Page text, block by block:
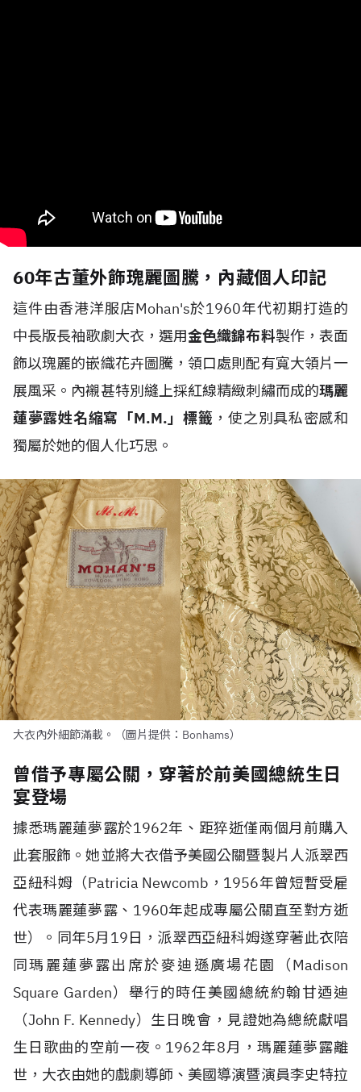
60年古董外飾瑰麗圖騰，內藏個人印記
這件由香港洋服店Mohan's於1960年代初期打造的
中長版長袖歌劇大衣，選用金色織錦布料製作，表面
飾以瑰麗的嵌織花卉圖騰，領口處則配有寬大領片一
展風采。內襯甚特別縫上採紅線精緻刺繡而成的瑪麗
蓮夢露姓名縮寫「M.M.」標籤 ，使之別具私密感和
獨屬於她的個人化巧思。
大衣內外細節滿載。（圖片提供：Bonhams）
曾借予專屬公關，穿著於前美國總統生日
宴登場
據悉瑪麗蓮夢露於1962年、距猝逝僅兩個月前購入
此套服飾。她並將大衣借予美國公關暨製片人派翠西
亞紐科姆（Patricia Newcomb，1956年曾短暫受雇
代表瑪麗蓮夢露、1960年起成專屬公關直至對方逝
世）。同年5月19日，派翠西亞紐科姆遂穿著此衣陪
同瑪麗蓮夢露出席於麥迪遜廣場花園（Madison
Square Garden）舉行的時任美國總統約翰甘迺迪
（John F. Kennedy）生日晚會，見證她為總統獻唱
生日歌曲的空前一夜。1962年8月，瑪麗蓮夢露離
世，大衣由她的戲劇導師、美國導演暨演員李史特拉